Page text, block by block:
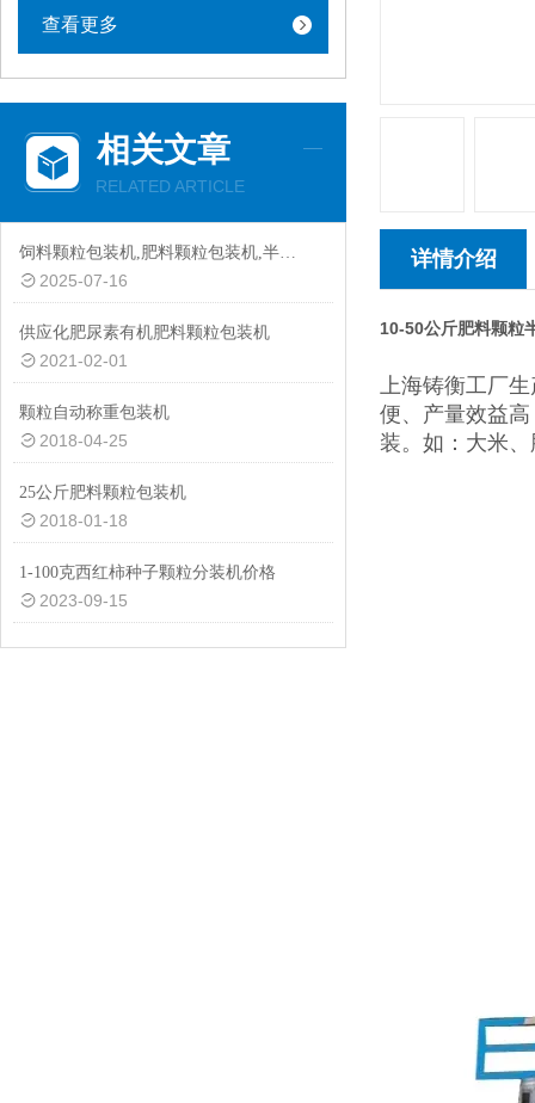
查看更多
相关文章
RELATED ARTICLE
饲料颗粒包装机,肥料颗粒包装机,半自动颗粒包装机厂家
2025-07-16
供应化肥尿素有机肥料颗粒包装机
2021-02-01
颗粒自动称重包装机
2018-04-25
25公斤肥料颗粒包装机
2018-01-18
1-100克西红柿种子颗粒分装机价格
2023-09-15
详情介绍
10-50公斤肥料颗粒
上海铸衡工厂
便、产量效益
装。如：大米